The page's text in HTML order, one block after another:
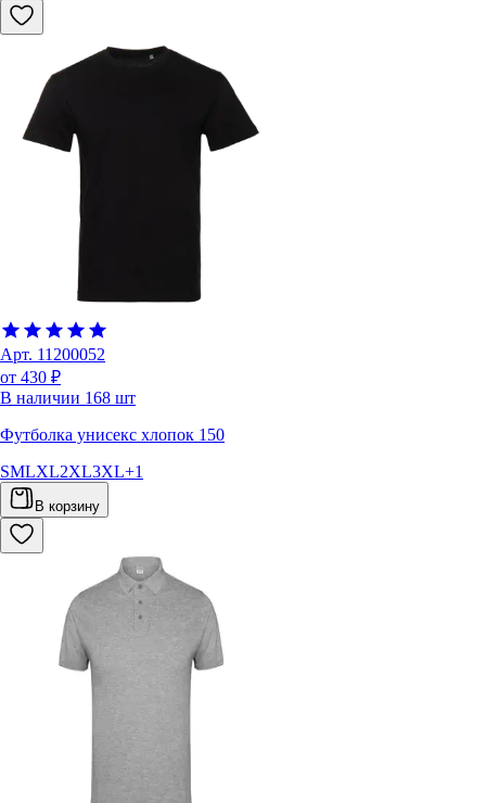
Арт. 11200052
от 430 ₽
В наличии 168 шт
Футболка унисекс хлопок 150
SMLXL2XL3XL+1
В корзину